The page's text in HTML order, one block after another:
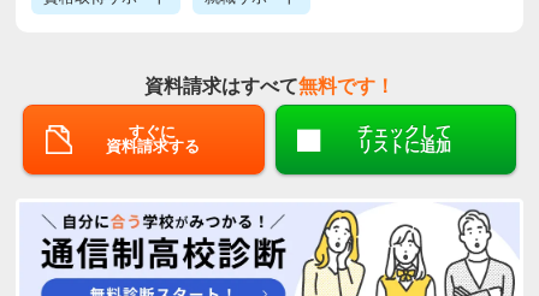
資料請求はすべて無料です！
すぐに
資料請求する
チェックして
リストに追加